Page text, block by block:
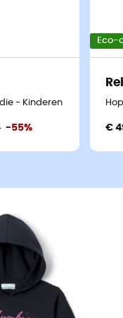
- Kinderen
-55%
Eco-
€